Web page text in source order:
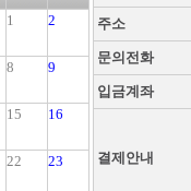
1 2
8 9
15 16
22 23
주소
문의전화
입금계좌
결제안내